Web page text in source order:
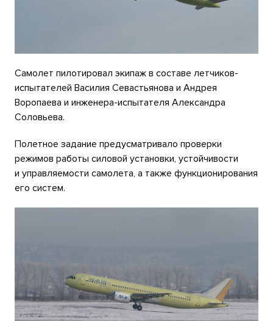
Самолет пилотировал экипаж в составе летчиков-
испытателей Василия Севастьянова и Андрея
Воропаева и инженера-испытателя Александра
Соловьева.
Полетное задание предусматривало проверки
режимов работы силовой установки, устойчивости
и управляемости самолета, а также функционирования
его систем.